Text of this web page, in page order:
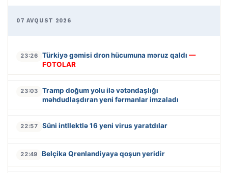
07 AVQUST 2026
23:26 Türkiyə gəmisi dron hücumuna məruz qaldı —
FOTOLAR
23:03
Tramp doğum yolu ilə vətəndaşlığı
məhdudlaşdıran yeni fərmanlar imzaladı
22:57 Süni intllektlə 16 yeni virus yaratdılar
22:49 Belçika Qrenlandiyaya qoşun yeridir